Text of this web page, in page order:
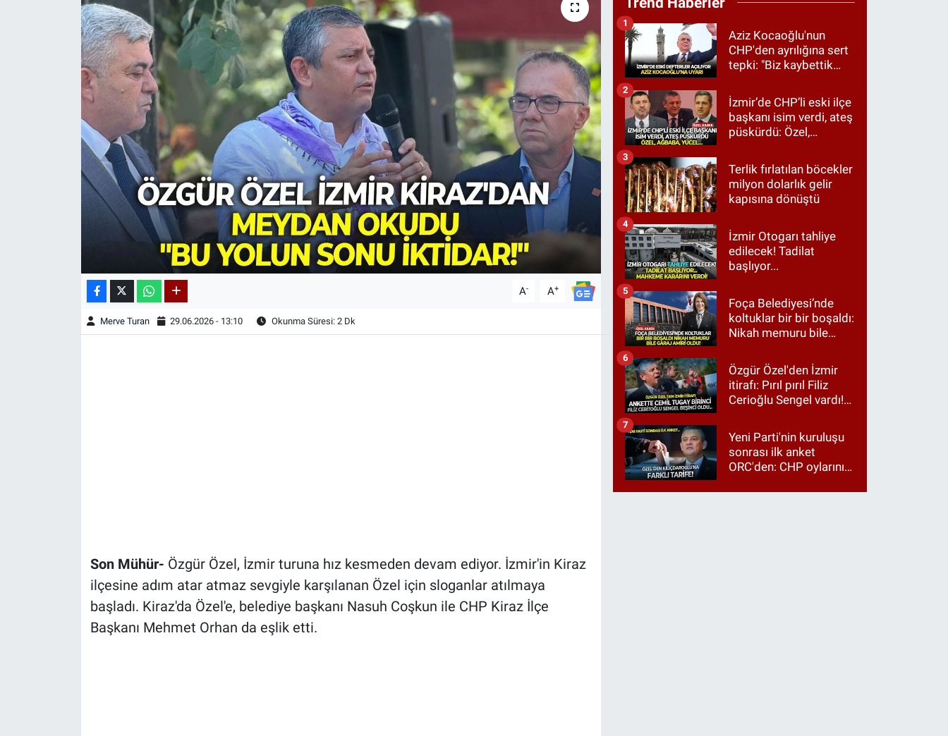
A- A+
Merve Turan 29.06.2026 - 13:10 Okunma Süresi: 2 Dk
Son Mühür- Özgür Özel, İzmir turuna hız kesmeden devam ediyor. İzmir'in Kiraz
ilçesine adım atar atmaz sevgiyle karşılanan Özel için sloganlar atılmaya
başladı. Kiraz'da Özel'e, belediye başkanı Nasuh Coşkun ile CHP Kiraz İlçe
Başkanı Mehmet Orhan da eşlik etti.
Aziz Kocaoğlu'nun
CHP'den ayrılığına sert
tepki: "Biz kaybettik
etmedik"
1
İzmir’de CHP’li eski ilçe
başkanı isim verdi, ateş
püskürdü: Özel,
2
Terlik fırlatılan böcekler
milyon dolarlık gelir
kapısına dönüştü
3
İzmir Otogarı tahliye
edilecek! Tadilat
başlıyor...
4
Foça Belediyesi’nde
koltuklar bir bir boşaldı:
Nikah memuru bile
5
Özgür Özel'den İzmir
itirafı: Pırıl pırıl Filiz
Cerioğlu Sengel vardı!
Tugay birinci çıktı
6
Yeni Parti'nin kuruluşu
sonrası ilk anket
ORC'den: CHP oylarının
üçte biri Kılıçdaroğlu'na
7